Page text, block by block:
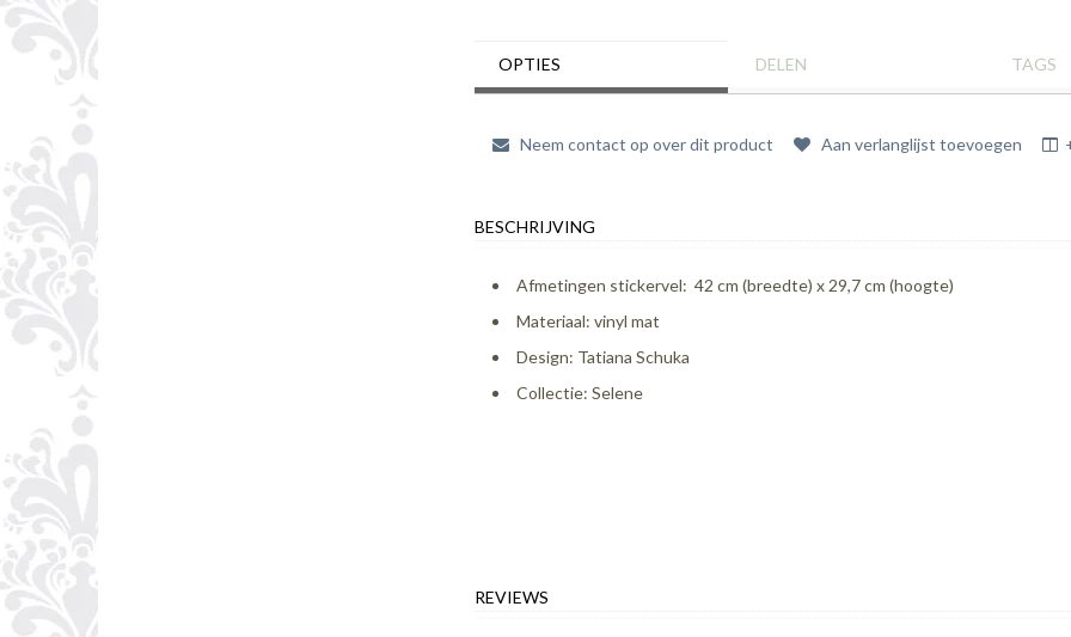
OPTIES DELEN TAGS
Neem contact op over dit product Aan verlanglijst toevoegen
BESCHRIJVING
Afmetingen stickervel: 42 cm (breedte) x 29,7 cm (hoogte)
Materiaal: vinyl mat
Design: Tatiana Schuka
Collectie: Selene
REVIEWS